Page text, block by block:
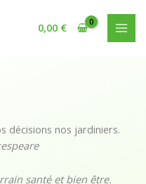
0,00 €
décisions nos jardiniers.
santé et bien être.